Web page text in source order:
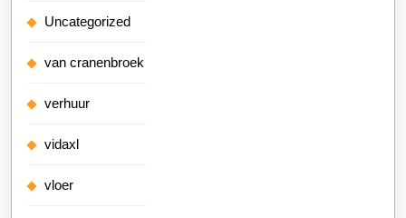
Uncategorized
van cranenbroek
verhuur
vidaxl
vloer